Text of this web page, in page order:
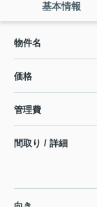
基本情報
物件名
価格
管理費
間取り / 詳細